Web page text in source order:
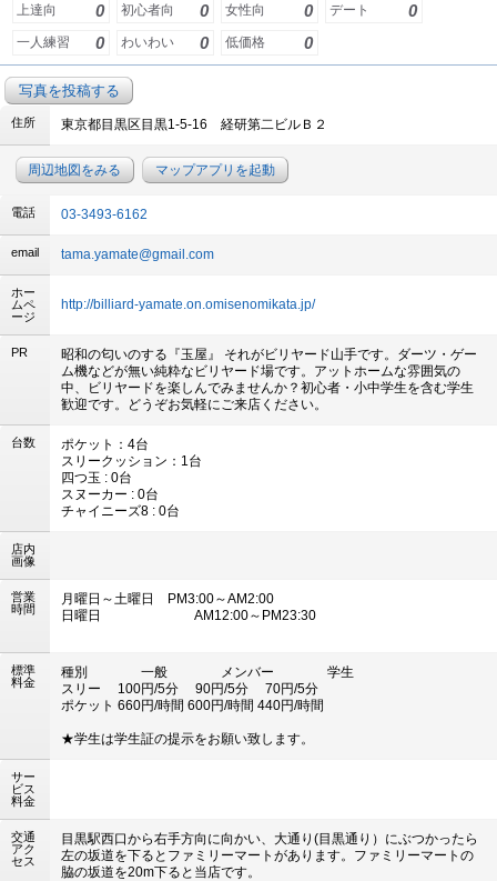
上達向 0 初心者向 0 女性向 0 デート 0
一人練習 0 わいわい 0 低価格 0
写真を投稿する
住所 東京都目黒区目黒1-5-16 経研第二ビルＢ２
周辺地図をみる マップアプリを起動
電話 03-3493-6162
email tama.yamate@gmail.com
ホー
ムペ
ージ
http://billiard-yamate.on.omisenomikata.jp/
PR
昭和の匂いのする『玉屋』 それがビリヤード山手です。ダーツ・ゲー
ム機などが無い純粋なビリヤード場です。アットホームな雰囲気の
中、ビリヤードを楽しんでみませんか？初心者・小中学生を含む学生
歓迎です。どうぞお気軽にご来店ください。
台数
ポケット：4台
スリークッション：1台
四つ玉 : 0台
スヌーカー : 0台
チャイニーズ8 : 0台
店内
画像
営業
時間
月曜日～土曜日 PM3:00～AM2:00
日曜日 AM12:00～PM23:30
標準
料金
種別 一般 メンバー 学生
スリー 100円/5分 90円/5分 70円/5分
ポケット 660円/時間 600円/時間 440円/時間
★学生は学生証の提示をお願い致します。
サー
ビス
料金
交通
アク
セス
目黒駅西口から右手方向に向かい、大通り(目黒通り）にぶつかったら
左の坂道を下るとファミリーマートがあります。ファミリーマートの
脇の坂道を20m下ると当店です。